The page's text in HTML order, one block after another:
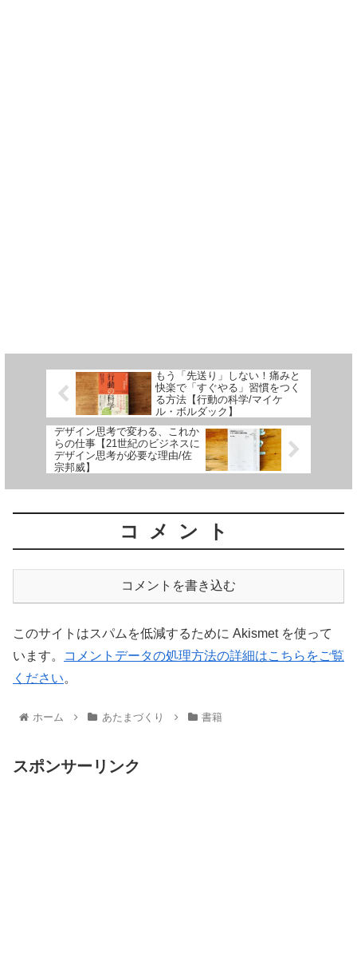
もう「先送り」しない！痛みと
快楽で「すぐやる」習慣をつく
る方法【行動の科学/マイケ
ル・ボルダック】
デザイン思考で変わる、これか
らの仕事【21世紀のビジネスに
デザイン思考が必要な理由/佐
宗邦威】
コメント
コメントを書き込む
このサイトはスパムを低減するために Akismet を使って
います。
コメントデータの処理方法の詳細はこちらをご覧
ください。
ホーム あたまづくり 書籍
スポンサーリンク